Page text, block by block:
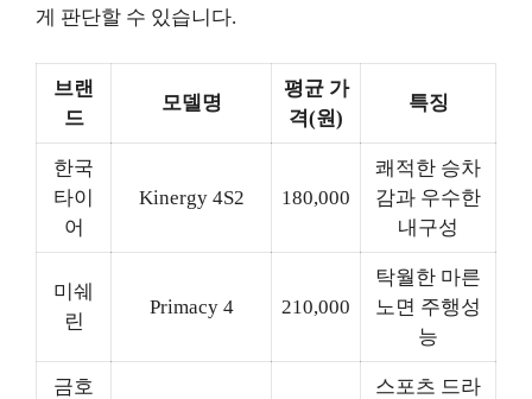
게 판단할 수 있습니다.
브랜
드
모델명
평균 가
격(원)
특징
한국
타이
어
Kinergy 4S2 180,000
쾌적한 승차
감과 우수한
내구성
미쉐
린
Primacy 4 210,000
탁월한 마른
노면 주행성
능
금호
스포츠 드라